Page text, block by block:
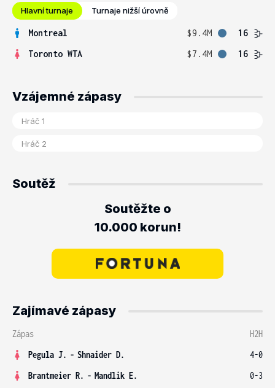
Hlavní turnaje Turnaje nižší úrovně
Montreal $9.4M
16
Toronto WTA
$7.4M 16
Vzájemné zápasy
Soutěž
Soutěžte o
10.000 korun!
Zajímavé zápasy
Zápas
H2H
Pegula J. - Shnaider D.
4-0
Brantmeier R. - Mandlik E.
0-3